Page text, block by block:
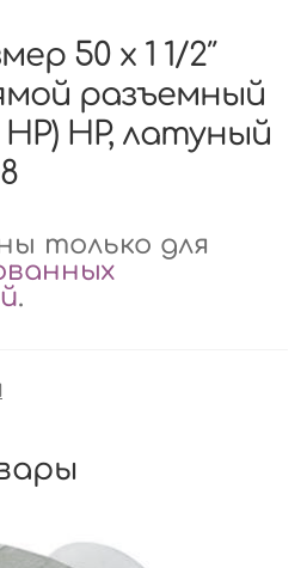
50 x 1 1/2″
разъемный
НР, латуный
только для
.